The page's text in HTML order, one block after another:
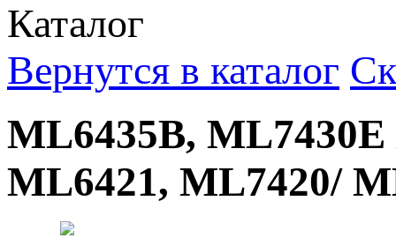
Каталог
Вернутся в каталог
ML6435B,
ML6421, ML7420/